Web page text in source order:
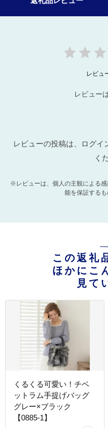
レビュ
レビュー
レビューの投稿は、ログイ
く
※レビューは、個人の主観による
能を保証するも
この返礼
ほかにこ
見て
くるくる可愛い！チベ
ットラム手提げバッグ
グレー×ブラック
【0885-1】